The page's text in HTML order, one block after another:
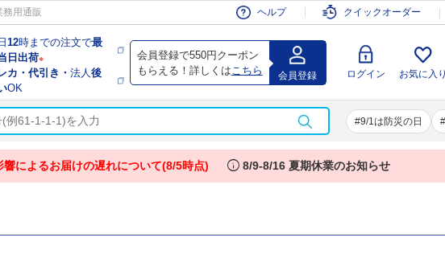
用通販 ヘルプ クイックオーダー
12時までの注文で最
日出荷※
カ・代引き・法人後
OK
会員登録で550円クーポン
もらえる！詳しくは こちら 会員登録 ログイン お気に入り
9/1は防災の日
会員登録 ログイン お気
響によるお届けの遅れについて(8/5時点) info 8/9-8/16 夏期休業のお知らせ